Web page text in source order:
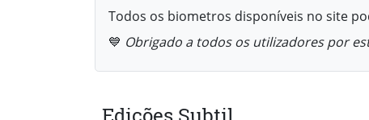
Todos os biometros disponíveis no site
💙 Obrigado a todos os utilizadores por